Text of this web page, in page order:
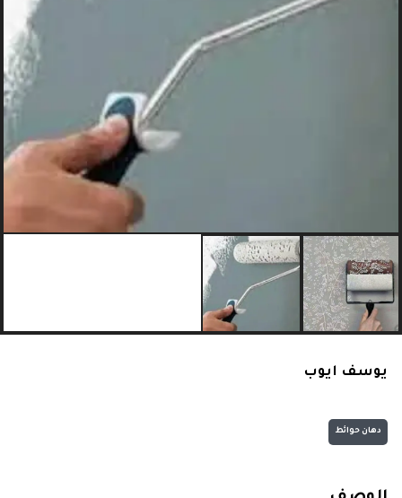
يوسف ايوب
دهان حوائط